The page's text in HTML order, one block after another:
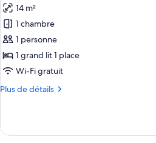
les
photos
pour
ce
type
chambre :
Classique,
14 m²
1 chambre
1 personne
1 grand lit 1 place
Wi-Fi gratuit
Plus de détails
Plus
le